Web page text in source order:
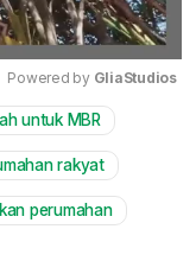
Mute
Powered by GliaStudios
untuk MBR
rakyat
perumahan